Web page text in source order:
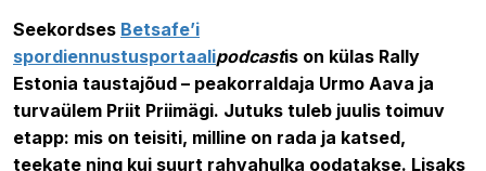
Seekordses Betsafe’i
spordiennustusportaalipodcastis on külas Rally
Estonia taustajõud – peakorraldaja Urmo Aava ja
turvaülem Priit Priimägi. Jutuks tuleb juulis toimuv
etapp: mis on teisiti, milline on rada ja katsed,
teekate ning kui suurt rahvahulka oodatakse. Lisaks